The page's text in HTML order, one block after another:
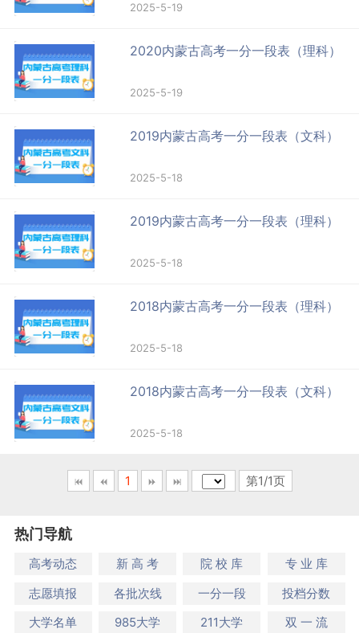
2025-5-19
2020内蒙古高考一分一段表（理科）
2025-5-19
2019内蒙古高考一分一段表（文科）
2025-5-18
2019内蒙古高考一分一段表（理科）
2025-5-18
2018内蒙古高考一分一段表（理科）
2025-5-18
2018内蒙古高考一分一段表（文科）
2025-5-18
1 第1/1页
热门导航
高考动态 新 高 考 院 校 库
专 业 库
志愿填报
各批次线 一分一段
投档分数
大学名单
985大学 211大学 双 一 流